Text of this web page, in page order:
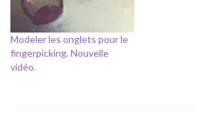
Modeler les onglets pour le
fingerpicking. Nouvelle
vidéo.